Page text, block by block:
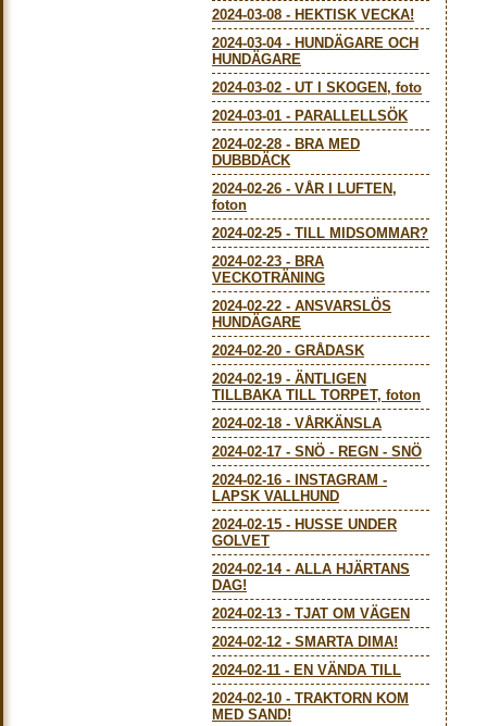
2024-03-08 - HEKTISK VECKA!
2024-03-04- HUNDÄGARE OCH
HUNDÄGARE
2024-03-02 - UT I SKOGEN, foto
2024-03-01 - PARALLELLSÖK
2024-02-28 - BRA MED
DUBBDÄCK
2024-02-26 - VÅR I LUFTEN,
foton
2024-02-25 - TILL MIDSOMMAR?
2024-02-23 - BRA
VECKOTRÄNING
2024-02-22 - ANSVARSLÖS
HUNDÄGARE
2024-02-20 - GRÅDASK
2024-02-19 - ÄNTLIGEN
TILLBAKA TILL TORPET, foton
2024-02-18 - VÅRKÄNSLA
2024-02-17 - SNÖ - REGN - SNÖ
2024-02-16 -
INSTAGRAM -
LAPSK VALLHUND
2024-02-15 - HUSSE UNDER
GOLVET
2024-02-14- ALLA HJÄRTANS
DAG!
2024-02-13 - TJAT OM VÄGEN
2024-02-12 - SMARTA DIMA!
2024-02-11 - EN VÄNDA TILL
2024-02-10 - TRAKTORN KOM
MED SAND!